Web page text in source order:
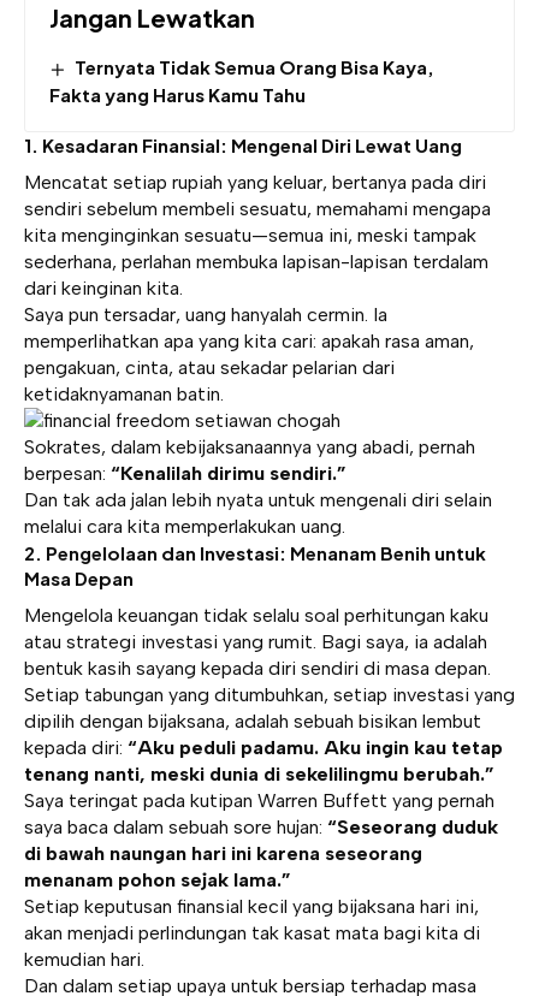
Jangan Lewatkan
Ternyata Tidak Semua Orang Bisa Kaya,
Fakta yang Harus Kamu Tahu
1. Kesadaran Finansial: Mengenal Diri Lewat Uang
Mencatat setiap rupiah yang keluar, bertanya pada diri
sendiri sebelum membeli sesuatu, memahami mengapa
kita menginginkan sesuatu—semua ini, meski tampak
sederhana, perlahan membuka lapisan-lapisan terdalam
dari keinginan kita.
Saya pun tersadar, uang hanyalah cermin. Ia
memperlihatkan apa yang kita cari: apakah rasa aman,
pengakuan, cinta, atau sekadar pelarian dari
ketidaknyamanan batin.
Sokrates, dalam kebijaksanaannya yang abadi, pernah
berpesan: “Kenalilah dirimu sendiri.”
Dan tak ada jalan lebih nyata untuk mengenali diri selain
melalui cara kita memperlakukan uang.
2. Pengelolaan dan Investasi: Menanam Benih untuk
Masa Depan
Mengelola keuangan tidak selalu soal perhitungan kaku
atau strategi investasi yang rumit. Bagi saya, ia adalah
bentuk kasih sayang kepada diri sendiri di masa depan.
Setiap tabungan yang ditumbuhkan, setiap investasi yang
dipilih dengan bijaksana, adalah sebuah bisikan lembut
kepada diri: “Aku peduli padamu. Aku ingin kau tetap
tenang nanti, meski dunia di sekelilingmu berubah.”
Saya teringat pada kutipan Warren Buffett yang pernah
saya baca dalam sebuah sore hujan: “Seseorang duduk
di bawah naungan hari ini karena seseorang
menanam pohon sejak lama.”
Setiap keputusan finansial kecil yang bijaksana hari ini,
akan menjadi perlindungan tak kasat mata bagi kita di
kemudian hari.
Dan dalam setiap upaya untuk bersiap terhadap masa